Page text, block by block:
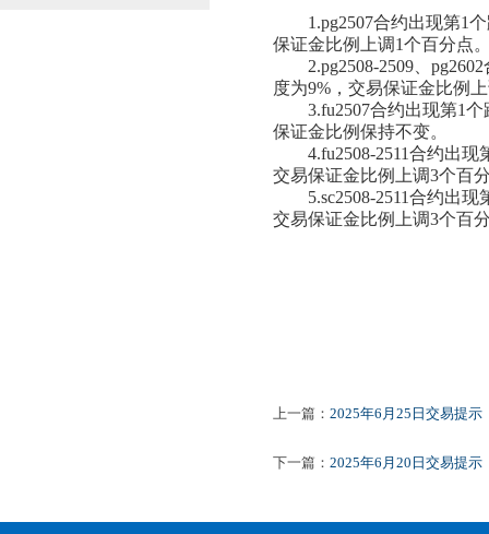
1.pg2507合约出现第1个
保证金比例上调1个百分点
2.pg2508-2509、pg2602
度为9%，交易保证金比例
3.fu2507合约出现第1
保证金比例保持不变。
4.fu2508-2511合约出
交易保证金比例
上调3个百
5.sc2508-2511合约出
交易保证金比例
上调3个百
上一篇： 2025年6月25日交易提示
下一篇： 2025年6月20日交易提示